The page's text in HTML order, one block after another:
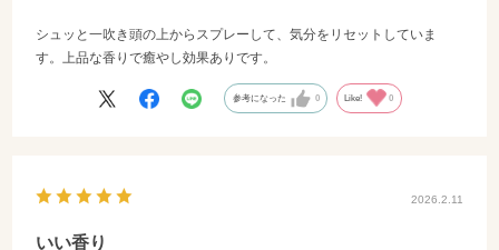
シュッと一吹き頭の上からスプレーして、気分をリセットしていま
す。上品な香りで癒やし効果ありです。
参考になった 0 Like! 0
2026.2.11
いい香り